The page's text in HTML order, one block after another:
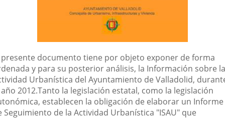
presente documento tiene por objeto exponer de forma
y para su posterior análisis, la Información sobre la
Urbanística del Ayuntamiento de Valladolid,
2012.Tanto la legislación estatal, como la legislación
establecen la obligación de elaborar un Informe
Seguimiento de la Actividad Urbanística "ISAU" que